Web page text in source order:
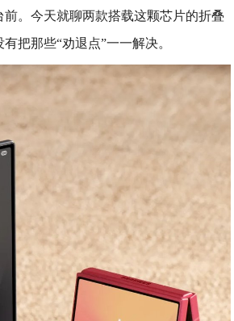
。今天就聊两款搭载这颗芯片的折叠
把那些“劝退点”一一解决。